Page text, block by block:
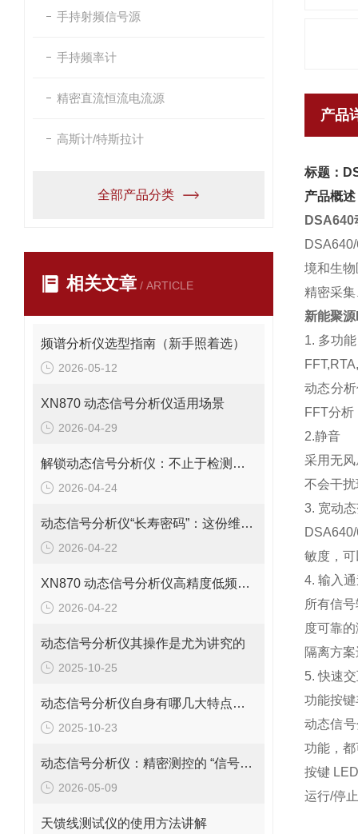
手持射频信号源
手持频率计
精密直流恒流电流源
高斯计/特斯拉计
全部产品分类
相关文章 / ARTICLE
频谱分析仪选型指南（新手照着选）
2026-05-12
XN870 动态信号分析仪适用场景
2026-04-29
解锁动态信号分析仪：不止于检测，它的应用版图远超想象
2026-04-24
动态信号分析仪“长寿密码”：这份维护保养指南，让设备精准在线不罢工！
2026-04-22
XN870 动态信号分析仪高精度低频信号分析
2026-04-22
动态信号分析仪其操作是尤为讲究的
2025-10-25
动态信号分析仪自身有哪几大特点呢？
2025-10-23
动态信号分析仪：精密测控的 “信号解码中枢”
2026-05-09
天馈线测试仪的使用方法讲解
产品
标题：
产品概述
DSA640
境和生
精密采
新能聚
1. 多功能
动态分
FFT分
2.静音
采用无
不会干
3. 宽动
敏度，
4. 输入
所有信
度可靠
隔离方
5. 快速
功能按
动态信
功能，
按键
运行/停